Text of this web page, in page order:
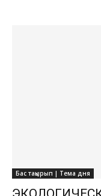
Бас тақырып | Тема дня